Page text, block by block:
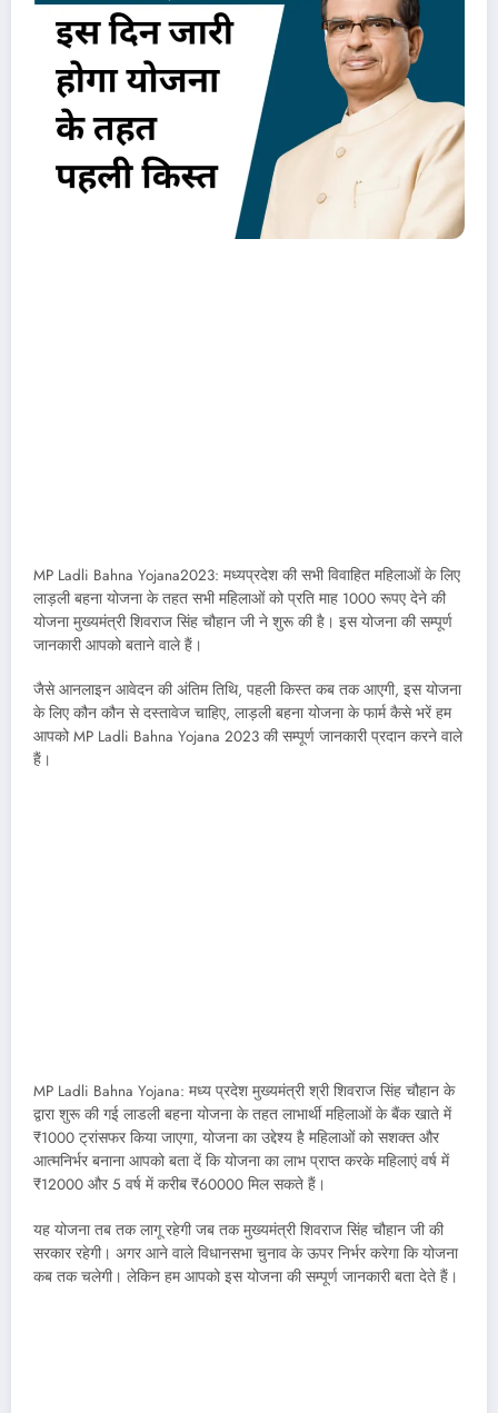
MP Ladli Bahna Yojana2023: मध्यप्रदेश की सभी विवाहित महिलाओं के लिए
लाड़ली बहना योजना के तहत सभी महिलाओं को प्रति माह 1000 रूपए देने की
योजना मुख्यमंत्री शिवराज सिंह चौहान जी ने शुरू की है। इस योजना की सम्पूर्ण
जानकारी आपको बताने वाले हैं।
जैसे आनलाइन आवेदन की अंतिम तिथि, पहली किस्त कब तक आएगी, इस योजना
के लिए कौन कौन से दस्तावेज चाहिए, लाड़ली बहना योजना के फार्म कैसे भरें हम
आपको MP Ladli Bahna Yojana 2023 की सम्पूर्ण जानकारी प्रदान करने वाले
हैं।
MP Ladli Bahna Yojana: मध्य प्रदेश मुख्यमंत्री श्री शिवराज सिंह चौहान के
द्वारा शुरू की गई लाडली बहना योजना के तहत लाभार्थी महिलाओं के बैंक खाते में
₹1000 ट्रांसफर किया जाएगा, योजना का उद्देश्य है महिलाओं को सशक्त और
आत्मनिर्भर बनाना आपको बता दें कि योजना का लाभ प्राप्त करके महिलाएं वर्ष में
₹12000 और 5 वर्ष में करीब ₹60000 मिल सकते हैं।
यह योजना तब तक लागू रहेगी जब तक मुख्यमंत्री शिवराज सिंह चौहान जी की
सरकार रहेगी। अगर आने वाले विधानसभा चुनाव के ऊपर निर्भर करेगा कि योजना
कब तक चलेगी। लेकिन हम आपको इस योजना की सम्पूर्ण जानकारी बता देते हैं।